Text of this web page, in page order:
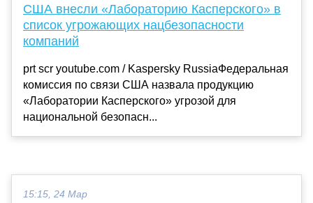
США внесли «Лабораторию Касперского» в
список угрожающих нацбезопасности
компаний
prt scr youtube.com / Kaspersky RussiaФедеральная
комиссия по связи США назвала продукцию
«Лаборатории Касперского» угрозой для
национальной безопасн...
15:15, 24 Мар